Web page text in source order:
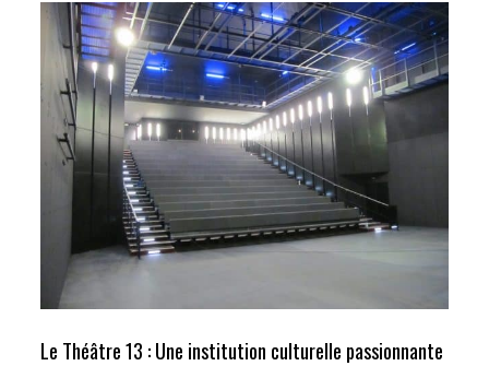
Le Théâtre 13 : Une institution culturelle passionnante